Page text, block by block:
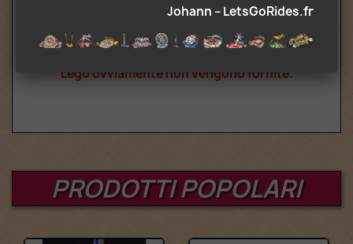
Attenzione: acquisti le istruzioni di
Lego ovviamente non vengono fornite.
PRODOTTI POPOLARI
Johann – LetsGoRides.fr